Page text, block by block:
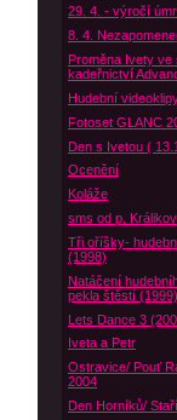
29. 4. - výročí
8. 4.
Proměna Ivety ve
kadeřnictví
Hudební
Fotoset GLANC
Den s Ivetou (
Ocenění
Koláže
sms od p.
Tři oříšky-
(1998)
Natáčení
pekla štěstí (1999)
Lets Dance 3
Iveta a Petr
Ostravice/ Pouť
2004
Den Horníků/